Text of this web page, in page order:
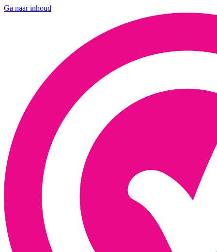
Ga naar inhoud